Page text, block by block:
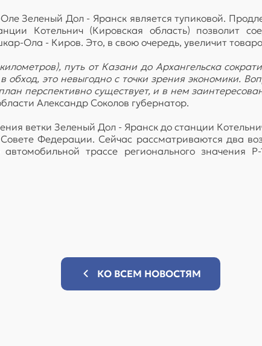
Зеленый Дол - Яранск является тупиковой.
Котельнич (Кировская область) позволит
Ола - Киров. Это, в свою очередь, увеличит
путь от Казани до Архангельска
это невыгодно с точки зрения экономики.
перспективно существует, и в нем
Александр Соколов губернатор.
ветки Зеленый Дол - Яранск до станции
Федерации. Сейчас рассматриваются два
трассе регионального значения
КО ВСЕМ НОВОСТЯМ